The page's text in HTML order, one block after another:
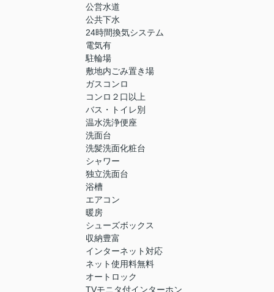
公営水道
公共下水
24時間換気システム
電気有
駐輪場
敷地内ごみ置き場
ガスコンロ
コンロ２口以上
バス・トイレ別
温水洗浄便座
洗面台
洗髪洗面化粧台
シャワー
独立洗面台
浴槽
エアコン
暖房
シューズボックス
収納豊富
インターネット対応
ネット使用料無料
オートロック
TVモニタ付インターホン